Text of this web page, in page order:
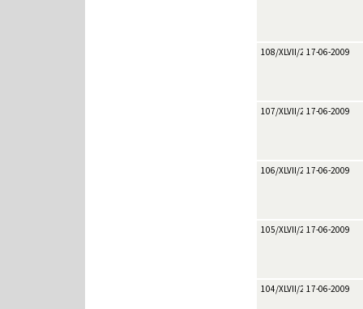
108/XLVII/200917-06-2009
107/XLVII/200917-06-2009
106/XLVII/200917-06-2009
105/XLVII/200917-06-2009
104/XLVII/200917-06-2009